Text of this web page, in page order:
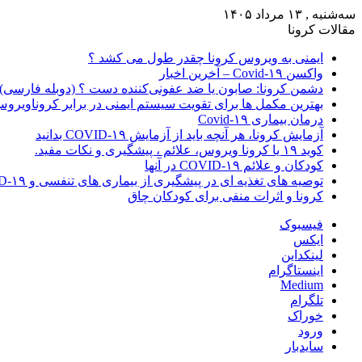
سه‌شنبه , ۱۳ مرداد ۱۴۰۵
مقالات کرونا
ایمنی به ویروس کرونا چقدر طول می کشد ؟
واکسن Covid-۱۹ – آخرین اخبار
دشمن کرونا: صابون یا ضد عفونی‌کننده دست ؟ (دوبله فارسی)
بهترین مکمل ها برای تقویت سیستم ایمنی در برابر
درمان بیماری Covid-۱۹
آزمایش کرونا، هر آنچه باید از آزمایش COVID-۱۹ بدانید
کوید ۱۹ یا کرونا ویروس، علائم ، پیشگیری و نکات مفید.
کودکان و علائم COVID-۱۹ در آنها
توصیه های تغذیه ای در پیشگیری از بیماری های تنفسی و COVID-۱۹
کرونا و اثرات منفی برای کودکان چاق
فیسبوک
ایکس
لینکداین
اینستاگرام
Medium
تلگرام
خوراک
ورود
سایدبار